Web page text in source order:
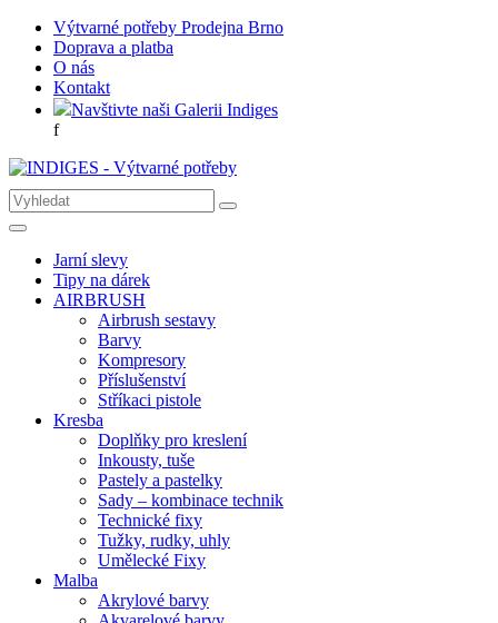
Výtvarné potřeby Prodejna Brno
Doprava a platba
O nás
Kontakt
Navštivte naši Galerii Indiges
f
Jarní slevy
Tipy na dárek
AIRBRUSH
Airbrush sestavy
Barvy
Kompresory
Příslušenství
Stříkaci pistole
Kresba
Doplňky pro kreslení
Inkousty, tuše
Pastely a pastelky
Sady – kombinace technik
Technické fixy
Tužky, rudky, uhly
Umělecké Fixy
Malba
Akrylové barvy